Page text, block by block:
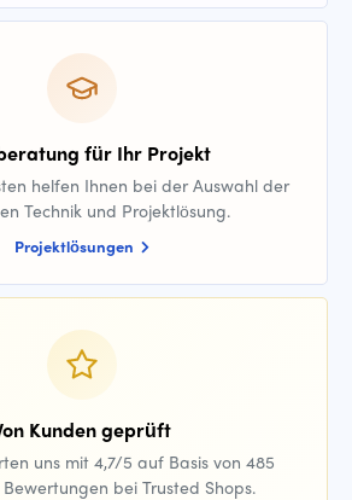
für Ihr Projekt
helfen Ihnen bei der Auswahl der
Technik und Projektlösung.
Projektlösungen
Kunden geprüft
uns mit 4,7/5 auf Basis von 485
bei Trusted Shops.